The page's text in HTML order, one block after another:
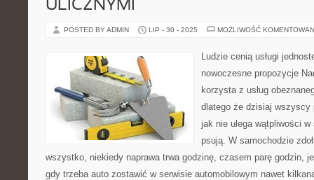
ULICZNYMI
POSTED BY ADMIN LIP - 30 - 2025 MOŻLIWOŚĆ
Ludzie cenią usługi
nowoczesne propozycje
korzysta z usług
dlatego że dzisiaj wszyscy
jak nie ulega wątpliwości
psują. W samochodzie
wszystko, niekiedy naprawa trwa godzinę, czasem parę godzin,
gdy trzeba auto zostawić w serwisie automobilowym nawet